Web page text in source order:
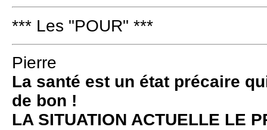
*** Les "POUR" ***
Pierre
La santé est un état précaire
de bon !
LA SITUATION ACTUELLE LE